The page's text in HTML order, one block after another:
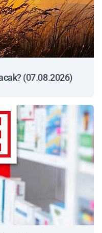
(07.08.2026)